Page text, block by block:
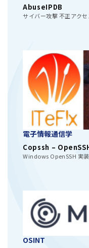
AbuseIPDB
サイバー攻撃 不正アク
電子情報通信学
Copssh –
Windows OpenSSH 実
OSINT